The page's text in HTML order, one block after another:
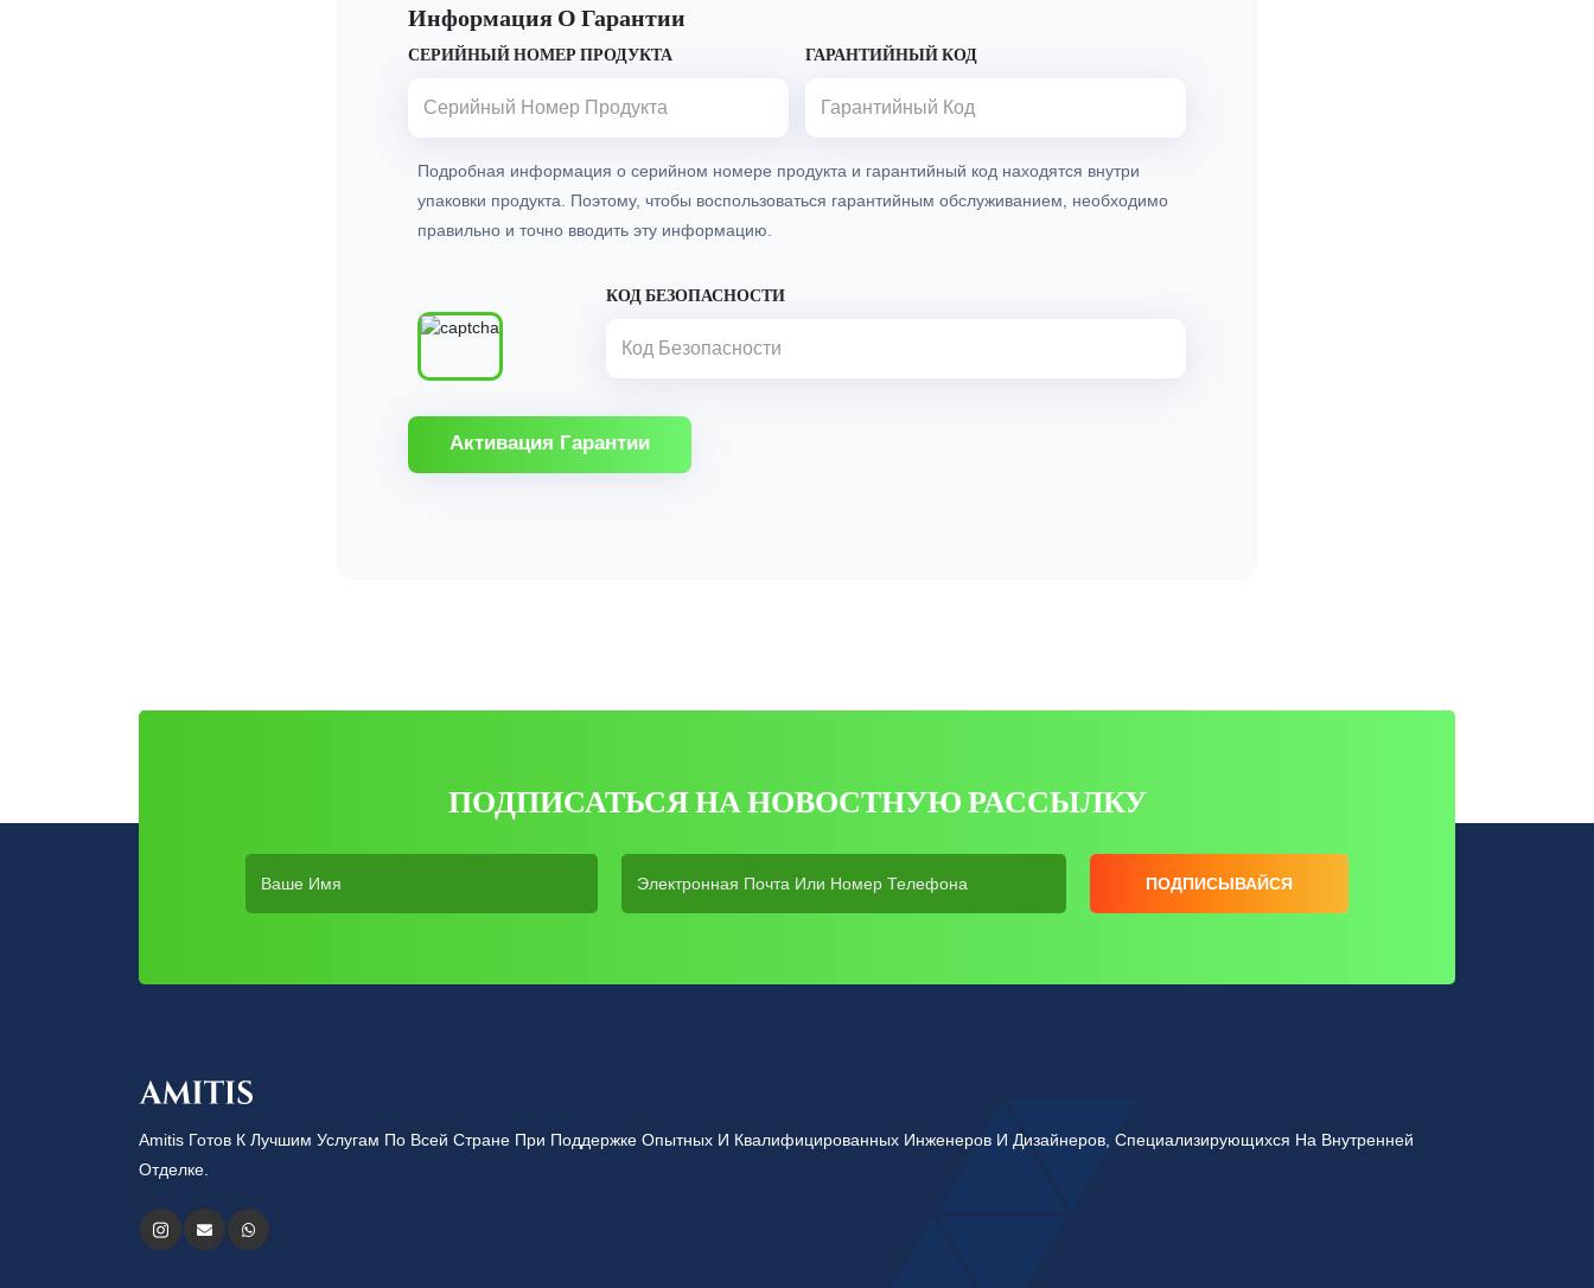
Информация О Гарантии
СЕРИЙНЫЙ НОМЕР ПРОДУКТА ГАРАНТИЙНЫЙ КОД
Подробная информация о серийном номере продукта и гарантийный код находятся внутри
упаковки продукта. Поэтому, чтобы воспользоваться гарантийным обслуживанием, необходимо
правильно и точно вводить эту информацию.
КОД БЕЗОПАСНОСТИ
Активация Гарантии
ПОДПИСАТЬСЯ НА НОВОСТНУЮ РАССЫЛКУ
ПОДПИСЫВАЙСЯ
Amitis Готов К Лучшим Услугам По Всей Стране При Поддержке Опытных И Квалифицированных Инженеров И Дизайнеров, Специализирующихся На Внутренней
Отделке.